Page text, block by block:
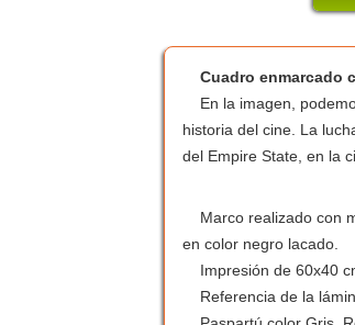
Cuadro enmarcado
En la imagen,
historia del cine. La
del Empire State, en la
Marco realizado con
en color negro lacado.
Impresión de 60x40
Referencia de la